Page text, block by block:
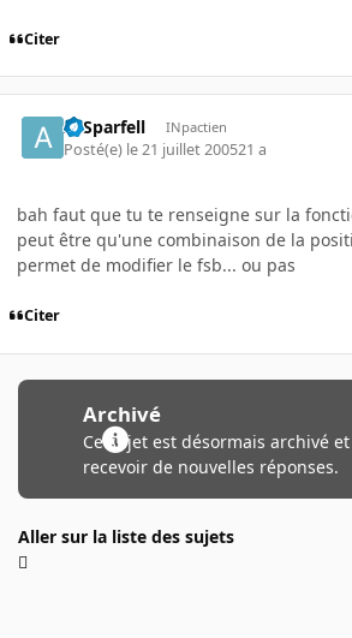
Citer
ArSparfell INpactien
Posté(e) le 21 juillet 200521 a
bah faut que tu te renseigne sur la
peut être qu'une combinaison de la
permet de modifier le fsb... ou pas
Citer
Archivé
Ce sujet est désormais archivé
recevoir de nouvelles réponses.
Aller sur la liste des sujets